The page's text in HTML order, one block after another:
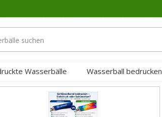
Wasserbälle Wasserball bedrucken